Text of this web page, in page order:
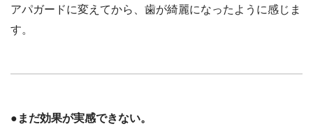
アパガードに変えてから、歯が綺麗になったように感じま
す。
●まだ効果が実感できない。